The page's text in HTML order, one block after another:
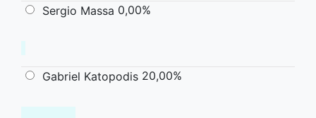
Sergio Massa 0,00%
Gabriel Katopodis 20,00%